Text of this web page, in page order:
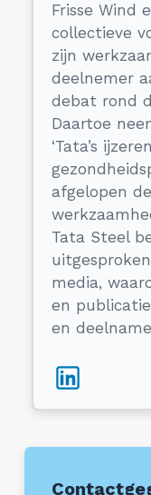
Frisse Wind
collectieve
zijn
deelnemer
debat rond
Daartoe
‘Tata’s
afgelopen
Tata Steel
media,
en
en